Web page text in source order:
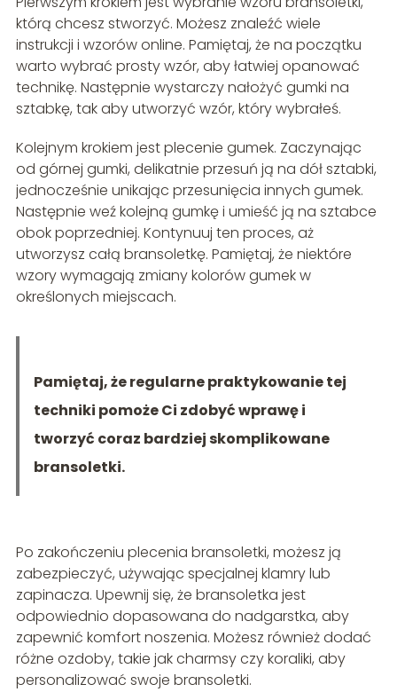
którą chcesz stworzyć. Możesz znaleźć wiele
instrukcji i wzorów online. Pamiętaj, że na początku
warto wybrać prosty wzór, aby łatwiej opanować
technikę. Następnie wystarczy nałożyć gumki na
sztabkę, tak aby utworzyć wzór, który wybrałeś.
Kolejnym krokiem jest plecenie gumek. Zaczynając
od górnej gumki, delikatnie przesuń ją na dół sztabki,
jednocześnie unikając przesunięcia innych gumek.
Następnie weź kolejną gumkę i umieść ją na sztabce
obok poprzedniej. Kontynuuj ten proces, aż
utworzysz całą bransoletkę. Pamiętaj, że niektóre
wzory wymagają zmiany kolorów gumek w
określonych miejscach.
Pamiętaj, że regularne praktykowanie tej
techniki pomoże Ci zdobyć wprawę i
tworzyć coraz bardziej skomplikowane
bransoletki.
Po zakończeniu plecenia bransoletki, możesz ją
zabezpieczyć, używając specjalnej klamry lub
zapinacza. Upewnij się, że bransoletka jest
odpowiednio dopasowana do nadgarstka, aby
zapewnić komfort noszenia. Możesz również dodać
różne ozdoby, takie jak charmsy czy koraliki, aby
personalizować swoje bransoletki.